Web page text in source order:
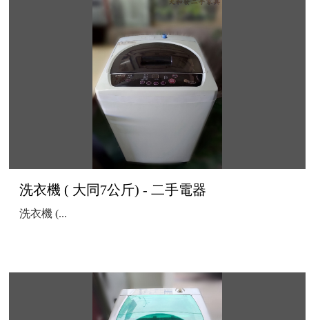
洗衣機 ( 大同7公斤) - 二手電器
洗衣機 (...